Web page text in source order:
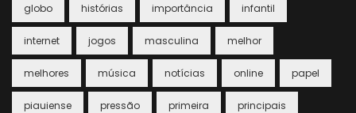
globo histórias importância infantil
internet jogos masculina melhor
melhores música notícias online papel
piauiense pressão primeira principais